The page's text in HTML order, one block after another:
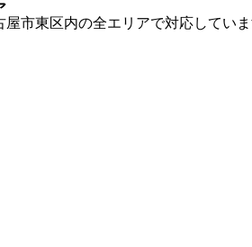
市東区内の全エリアで対応していま